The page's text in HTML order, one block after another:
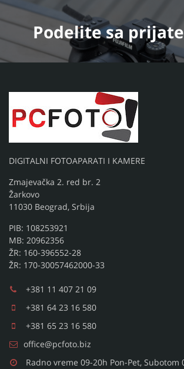
Podelitesa
DIGITALNI FOTOAPARATI I KAMERE
Zmajevačka 2. red br. 2
Žarkovo
11030 Beograd, Srbija
PIB: 108253921
MB: 20962356
ŽR: 160-396552-28
ŽR: 170-30057462000-33
+381 11 407 21 09
+381 64 23 16 580
+381 65 23 16 580
office@pcfoto.biz
Radno vreme 09-20h Pon-Pet, Subotom